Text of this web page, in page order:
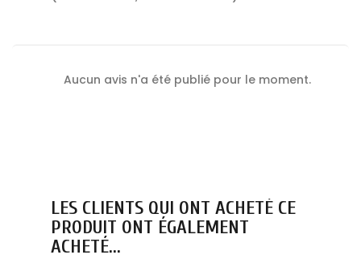
Aucun avis n'a été publié pour le moment.
LES CLIENTS QUI ONT ACHETÉ CE
PRODUIT ONT ÉGALEMENT
ACHETÉ...